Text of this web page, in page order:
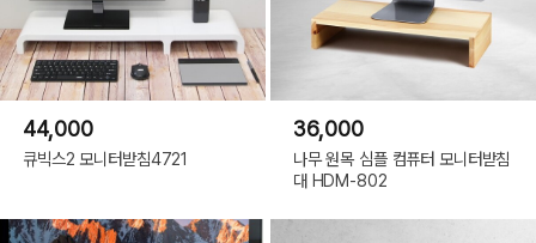
44,000
큐빅스2 모니터받침4721
36,000
나무 원목 심플 컴퓨터 모니터받침
대 HDM-802